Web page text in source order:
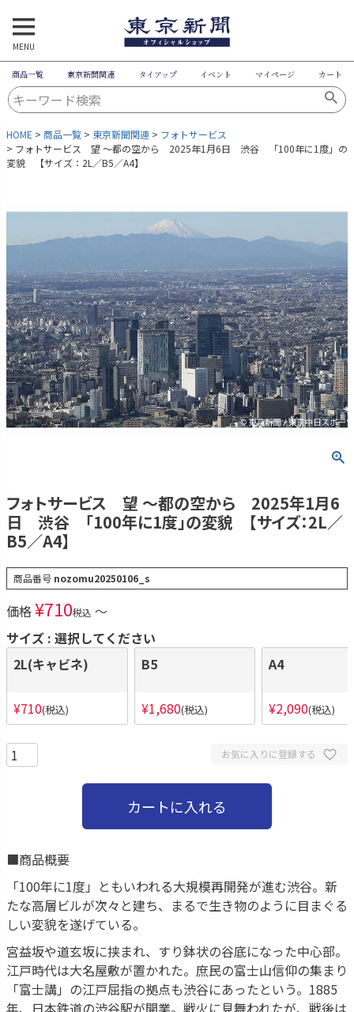
MENU
商品一覧 東京新聞関連 タイアップ イベント マイページ カート
HOME 商品一覧 東京新聞関連
フォトサービス
フォトサービス 望 ～都の空から 2025年1月6日 渋谷 「100年に1度」の
変貌 【サイズ：2L／B5／A4】
フォトサービス 望 ～都の空から 2025年1月6
日 渋谷 「100年に1度」の変貌 【サイズ：2L／
B5／A4】
商品番号 nozomu20250106_s
価格¥710税込 〜
サイズ 選択してください
2L(キャビネ)
¥710 税込
B5
¥1,680 税込
A4
¥2,090 税込
お気に入りに登録する
カートに入れる
■商品概要
「100年に1度」ともいわれる大規模再開発が進む渋谷。新
たな高層ビルが次々と建ち、まるで生き物のように目まぐる
しい変貌を遂げている。
宮益坂や道玄坂に挟まれ、すり鉢状の谷底になった中心部。
江戸時代は大名屋敷が置かれた。庶民の富士山信仰の集まり
「富士講」の江戸屈指の拠点も渋谷にあったという。1885
年、日本鉄道の渋谷駅が開業。戦火に見舞われたが、戦後は